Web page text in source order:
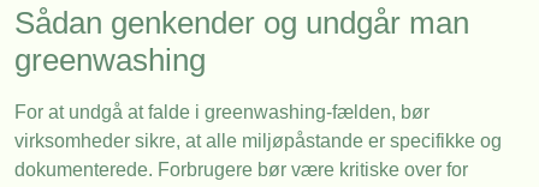
Sådan genkender og undgår man
greenwashing
For at undgå at falde i greenwashing-fælden, bør
virksomheder sikre, at alle miljøpåstande er specifikke og
dokumenterede. Forbrugere bør være kritiske over for